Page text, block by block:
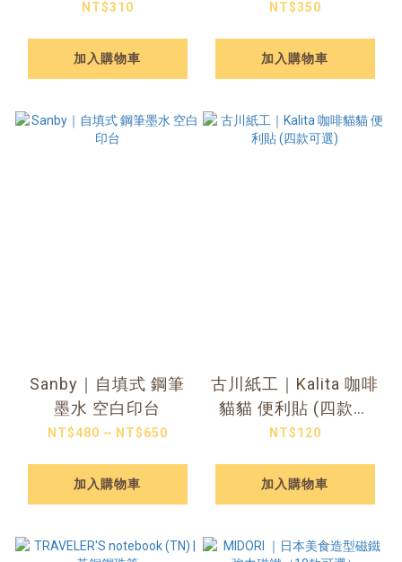
NT$310
加入購物車
NT$350
加入購物車
Sanby｜自填式 鋼筆
墨水 空白印台
NT$480 ~ NT$650
加入購物車
古川紙工｜Kalita 咖啡
貓貓 便利貼 (四款可
選)
NT$120
加入購物車